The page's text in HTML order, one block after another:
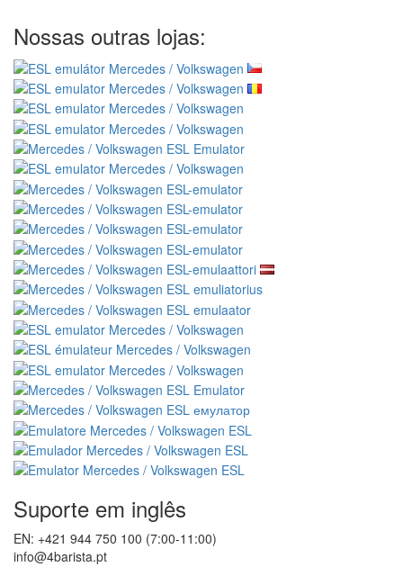
Nossas outras lojas:
Suporte em inglês
EN: +421 944 750 100 (7:00-11:00)
info@4barista.pt